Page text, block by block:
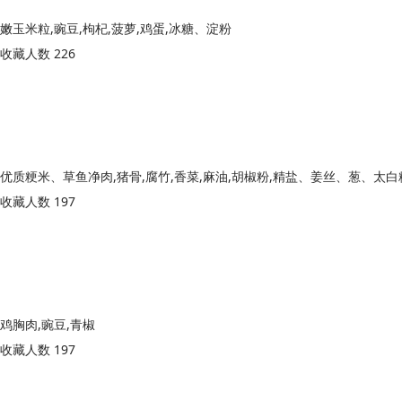
嫩玉米粒,豌豆,枸杞,菠萝,鸡蛋,冰糖、淀粉
收藏人数 226
优质粳米、草鱼净肉,猪骨,腐竹,香菜,麻油,胡椒粉,精盐、姜丝、葱、太白
收藏人数 197
鸡胸肉,豌豆,青椒
收藏人数 197